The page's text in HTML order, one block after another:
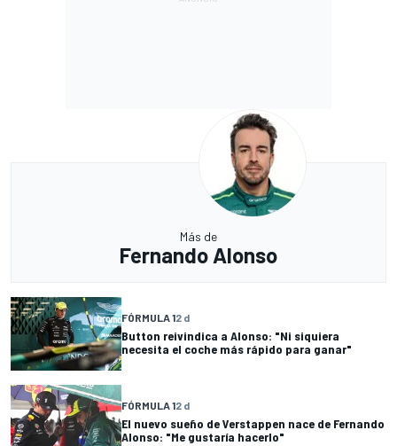
Más de
Fernando Alonso
FÓRMULA 12 d
Button reivindica a Alonso: "Ni siquiera
necesita el coche más rápido para ganar"
FÓRMULA 12 d
El nuevo sueño de Verstappen nace de Fernando
Alonso: "Me gustaría hacerlo"